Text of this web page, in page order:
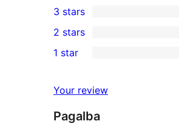
star
reviews
4-
star
reviews
0
3-
star
3 stars
2-
reviews
2 stars
star
review
1 star
Your review
Pagalba